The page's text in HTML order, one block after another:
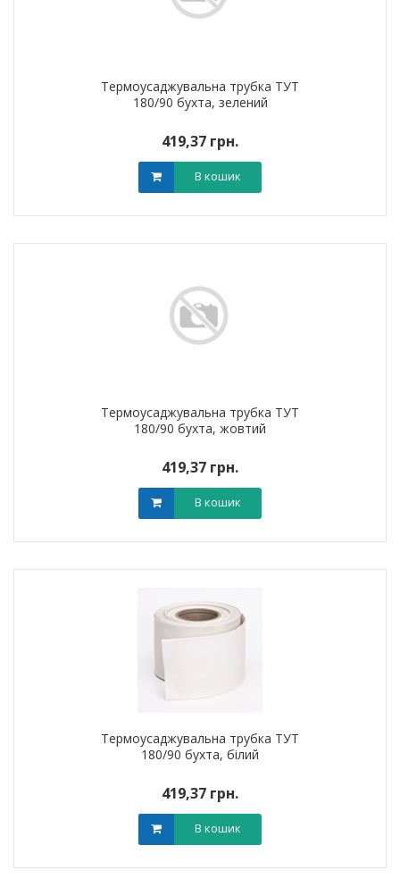
Термоусаджувальна трубка ТУТ
180/90 бухта, зелений
419,37 грн.
В кошик
Термоусаджувальна трубка ТУТ
180/90 бухта, жовтий
419,37 грн.
В кошик
Термоусаджувальна трубка ТУТ
180/90 бухта, білий
419,37 грн.
В кошик